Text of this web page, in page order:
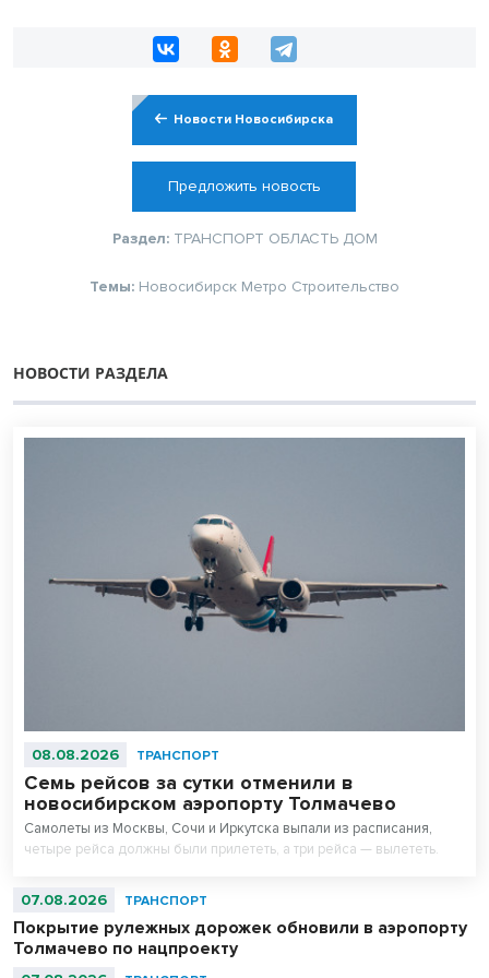
Новости Новосибирска
Предложить новость
Раздел: ТРАНСПОРТ ОБЛАСТЬ ДОМ
Темы: Новосибирск Метро Строительство
НОВОСТИ РАЗДЕЛА
08.08.2026 ТРАНСПОРТ
Семь рейсов за сутки отменили в
новосибирском аэропорту Толмачево
Самолеты из Москвы, Сочи и Иркутска выпали из расписания,
четыре рейса должны были прилететь, а три рейса — вылететь.
07.08.2026 ТРАНСПОРТ
Покрытие рулежных дорожек обновили в аэропорту
Толмачево по нацпроекту